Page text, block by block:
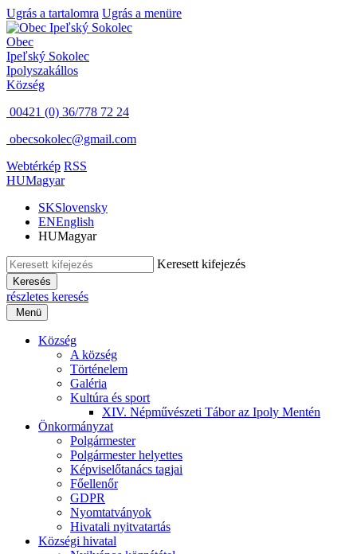
Ugrás a tartalomra Ugrás a menüre
Obec
Ipeľský Sokolec
Ipolyszakállos
Község
00421 (0) 36/778 72 24
obecsokolec@gmail.com
Webtérkép RSS
HUMagyar
SKSlovensky
ENEnglish
HUMagyar
Keresett kifejezés
Keresés
részletes keresés
Menü
Község
A község
Történelem
Galéria
Kultúra és sport
XIV. Népművészeti Tábor az Ipoly Mentén
Önkormányzat
Polgármester
Polgármester helyettes
Képviselőtanács tagjai
Főellenőr
GDPR
Nyomtatványok
Hivatali nyitvatartás
Községi hivatal